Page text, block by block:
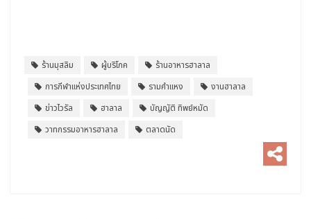
ร้านมุสลิม ผู้บริโภค
ร้านอาหารฮาลาล
การกีฬาแห่งประเทศไทย
รามคำแหง
งานฮาลาล
ข่าวไวรัล
ฮาลาล
บัญญัติ ทิพย์หมัด
วาทกรรมอาหารฮาลาล
ตลาดนัด